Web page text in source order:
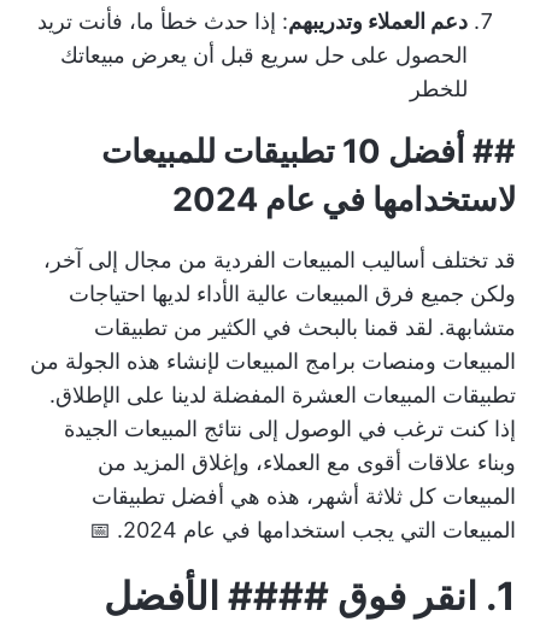
دعم العملاء وتدريبهم: إذا حدث خطأ ما، فأنت تريد
الحصول على حل سريع قبل أن يعرض مبيعاتك
للخطر
## أفضل 10 تطبيقات للمبيعات
لاستخدامها في عام 2024
قد تختلف أساليب المبيعات الفردية من مجال إلى آخر،
ولكن جميع فرق المبيعات عالية الأداء لديها احتياجات
متشابهة. لقد قمنا بالبحث في الكثير من تطبيقات
المبيعات ومنصات برامج المبيعات لإنشاء هذه الجولة من
تطبيقات المبيعات العشرة المفضلة لدينا على الإطلاق.
إذا كنت ترغب في الوصول إلى نتائج المبيعات الجيدة
وبناء علاقات أقوى مع العملاء، وإغلاق المزيد من
المبيعات كل ثلاثة أشهر، هذه هي أفضل تطبيقات
المبيعات التي يجب استخدامها في عام 2024. 📅
1. انقر فوق #### الأفضل